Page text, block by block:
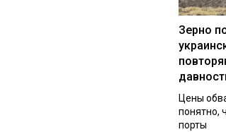
Зерно
Цены
понятно,
порты